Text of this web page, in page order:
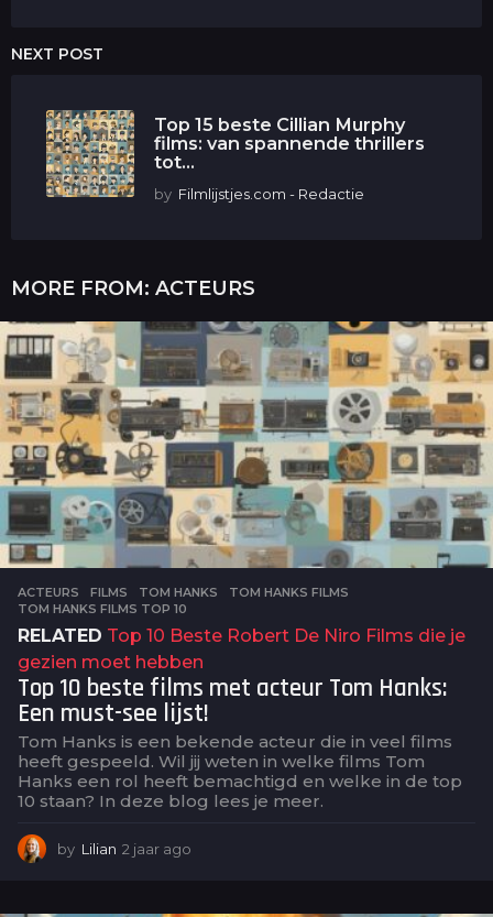
NEXT POST
Top 15 beste Cillian Murphy
films: van spannende thrillers
tot...
by Filmlijstjes.com - Redactie
MORE FROM: ACTEURS
ACTEURS ,FILMS TOM HANKS ,TOM HANKS FILMS
TOM HANKS FILMS TOP 10
RELATED Top 10 Beste Robert De Niro Films die je
gezien moet hebben
Top 10 beste films met acteur Tom Hanks:
Een must-see lijst!
Tom Hanks is een bekende acteur die in veel films
heeft gespeeld. Wil jij weten in welke films Tom
Hanks een rol heeft bemachtigd en welke in de top
10 staan? In deze blog lees je meer.
by Lilian 2 jaar ago
a